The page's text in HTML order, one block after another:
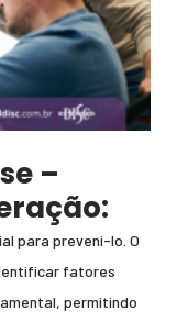
–
para preveni-lo. O
fatores
permitindo